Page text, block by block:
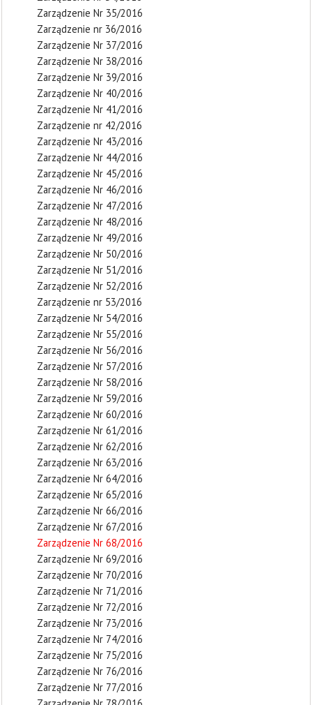
Zarządzenie Nr 35/2016
Zarządzenie nr 36/2016
Zarządzenie Nr 37/2016
Zarządzenie Nr 38/2016
Zarządzenie Nr 39/2016
Zarządzenie Nr 40/2016
Zarządzenie Nr 41/2016
Zarządzenie nr 42/2016
Zarządzenie Nr 43/2016
Zarządzenie Nr 44/2016
Zarządzenie Nr 45/2016
Zarządzenie Nr 46/2016
Zarządzenie Nr 47/2016
Zarządzenie Nr 48/2016
Zarządzenie Nr 49/2016
Zarządzenie Nr 50/2016
Zarządzenie Nr 51/2016
Zarządzenie Nr 52/2016
Zarządzenie nr 53/2016
Zarządzenie Nr 54/2016
Zarządzenie Nr 55/2016
Zarządzenie Nr 56/2016
Zarządzenie Nr 57/2016
Zarządzenie Nr 58/2016
Zarządzenie Nr 59/2016
Zarządzenie Nr 60/2016
Zarządzenie Nr 61/2016
Zarządzenie Nr 62/2016
Zarządzenie Nr 63/2016
Zarządzenie Nr 64/2016
Zarządzenie Nr 65/2016
Zarządzenie Nr 66/2016
Zarządzenie Nr 67/2016
Zarządzenie Nr 68/2016
Zarządzenie Nr 69/2016
Zarządzenie Nr 70/2016
Zarządzenie Nr 71/2016
Zarządzenie Nr 72/2016
Zarządzenie Nr 73/2016
Zarządzenie Nr 74/2016
Zarządzenie Nr 75/2016
Zarządzenie Nr 76/2016
Zarządzenie Nr 77/2016